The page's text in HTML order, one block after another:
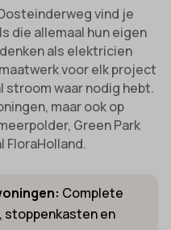
vind je
die allemaal hun eigen
als elektricien
voor elk project
stroom waar nodig hebt.
maar ook op
Green Park
FloraHolland.
Complete
stoppenkasten en